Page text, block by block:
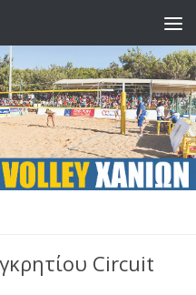
Circuit